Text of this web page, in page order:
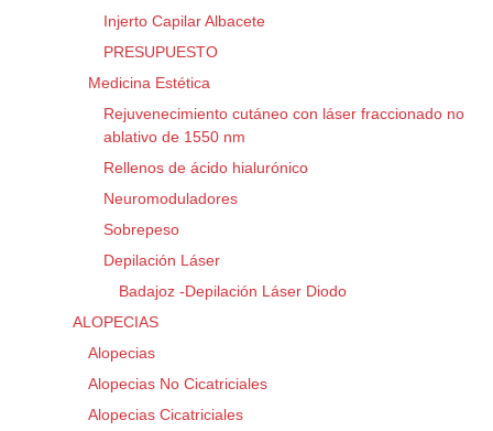
Injerto Capilar Albacete
PRESUPUESTO
Medicina Estética
Rejuvenecimiento cutáneo con láser fraccionado no
ablativo de 1550 nm
Rellenos de ácido hialurónico
Neuromoduladores
Sobrepeso
Depilación Láser
Badajoz -Depilación Láser Diodo
ALOPECIAS
Alopecias
Alopecias No Cicatriciales
Alopecias Cicatriciales